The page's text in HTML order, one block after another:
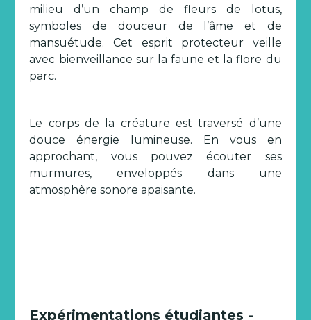
milieu d’un champ de fleurs de lotus,
symboles de douceur de l’âme et de
mansuétude. Cet esprit protecteur veille
avec bienveillance sur la faune et la flore du
parc.
Le corps de la créature est traversé d’une
douce énergie lumineuse. En vous en
approchant, vous pouvez écouter ses
murmures, enveloppés dans une
atmosphère sonore apaisante.
Expérimentations étudiantes -